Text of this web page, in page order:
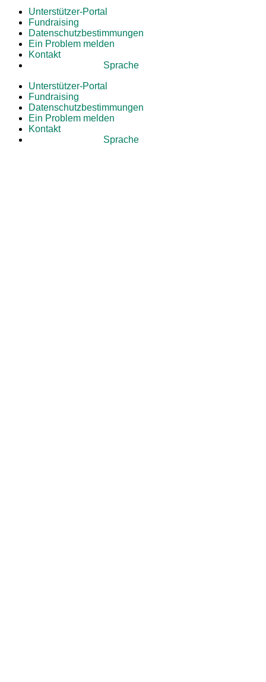
Unterstützer-Portal
Fundraising
Datenschutzbestimmungen
Ein Problem melden
Kontakt
Sprache
Unterstützer-Portal
Fundraising
Datenschutzbestimmungen
Ein Problem melden
Kontakt
Sprache